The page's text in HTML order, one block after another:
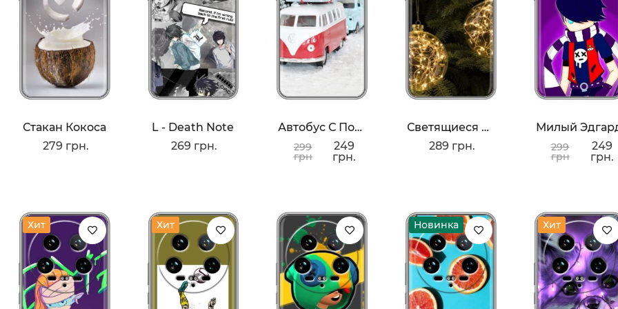
Стакан Кокоса
279 грн.
L - Death Note
269 грн.
Автобус С Подарками
299
грн
249
грн.
Светящиеся Игрушки
289 грн.
Милый
299
грн
249
грн.
Хит Хит Новинка Хит